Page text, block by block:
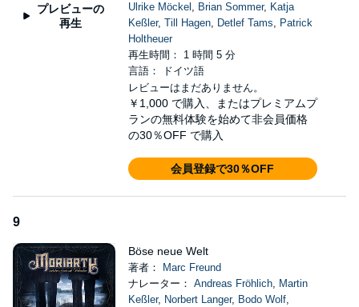
プレビューの
再生
Ulrike Möckel , Brian Sommer, Katja
Keßler, Till Hagen, Detlef Tams, Patrick
Holtheuer
再生時間： 1 時間 5 分
言語： ドイツ語
レビューはまだありません。
￥1,000 で購入、またはプレミアムプ
ランの無料体験を始めて非会員価格
の30％OFF で購入
会員登録で30％OFF
9
Böse neue Welt
著者：
Marc Freund
ナレーター： Andreas Fröhlich, Martin
Keßler, Norbert Langer, Bodo Wolf,